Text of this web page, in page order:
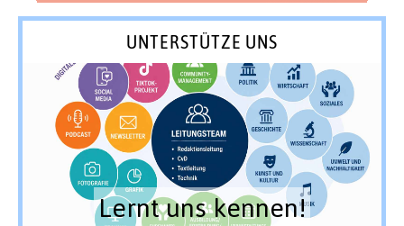
UNTERSTÜTZE UNS
Lernt uns kennen!